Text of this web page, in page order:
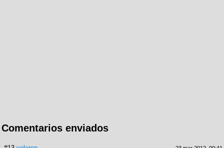
Comentarios enviados